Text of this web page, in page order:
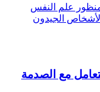
علم النفس
الجيدون
مع الصدمة